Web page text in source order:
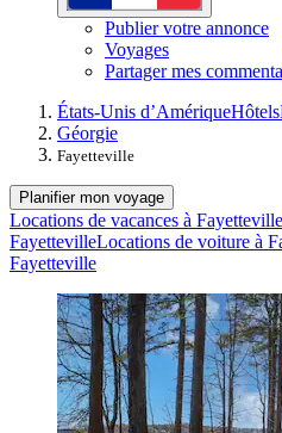
Publier votre annonce
Voyages
Partager mes
États-Unis d’AmériqueHôtels
Géorgie
Fayetteville
Planifier mon voyage
Locations de vacances à Fayetteville
FayettevilleLocations de voiture à
Fayetteville